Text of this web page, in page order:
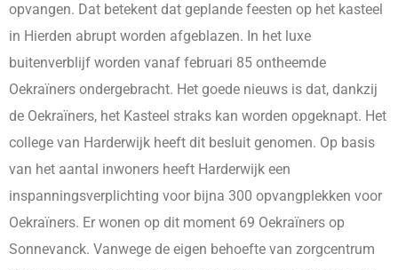
opvangen. Dat betekent dat geplande feesten op het kasteel
in Hierden abrupt worden afgeblazen. In het luxe
buitenverblijf worden vanaf februari 85 ontheemde
Oekraïners ondergebracht. Het goede nieuws is dat, dankzij
de Oekraïners, het Kasteel straks kan worden opgeknapt. Het
college van Harderwijk heeft dit besluit genomen. Op basis
van het aantal inwoners heeft Harderwijk een
inspanningsverplichting voor bijna 300 opvangplekken voor
Oekraïners. Er wonen op dit moment 69 Oekraïners op
Sonnevanck. Vanwege de eigen behoefte van zorgcentrum